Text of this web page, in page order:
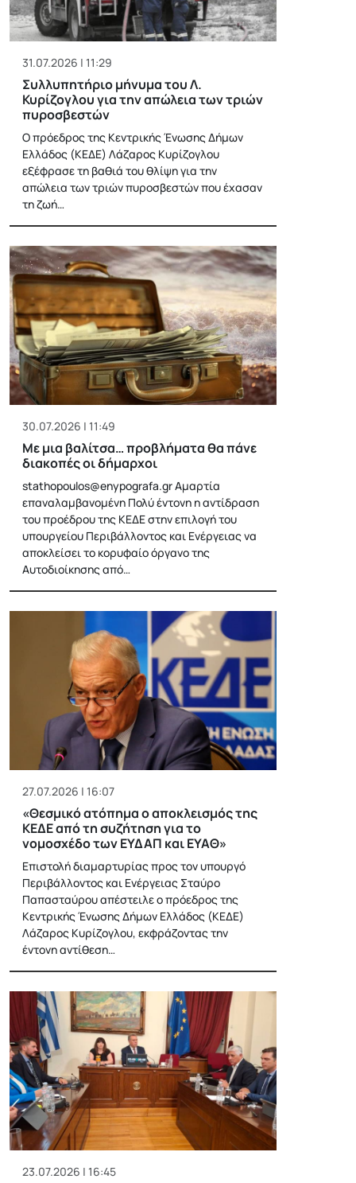
31.07.2026 | 11:29
Συλλυπητήριο μήνυμα του Λ.
Κυρίζογλου για την απώλεια των τριών
πυροσβεστών
Ο πρόεδρος της Κεντρικής Ένωσης Δήμων
Ελλάδος (ΚΕΔΕ) Λάζαρος Κυρίζογλου
εξέφρασε τη βαθιά του θλίψη για την
απώλεια των τριών πυροσβεστών που έχασαν
τη ζωή…
30.07.2026 | 11:49
Με μια βαλίτσα… προβλήματα θα πάνε
διακοπές οι δήμαρχοι
stathopoulos@enypografa.grΑμαρτία
επαναλαμβανομένη Πολύ έντονη η αντίδραση
του προέδρου της ΚΕΔΕ στην επιλογή του
υπουργείου Περιβάλλοντος και Ενέργειας να
αποκλείσει το κορυφαίο όργανο της
Αυτοδιοίκησης από…
27.07.2026 | 16:07
«Θεσμικό ατόπημα ο αποκλεισμός της
ΚΕΔΕ από τη συζήτηση για το
νομοσχέδο των ΕΥΔΑΠ και ΕΥΑΘ»
Επιστολή διαμαρτυρίας προς τον υπουργό
Περιβάλλοντος και Ενέργειας Σταύρο
Παπασταύρου απέστειλε ο πρόεδρος της
Κεντρικής Ένωσης Δήμων Ελλάδος (ΚΕΔΕ)
Λάζαρος Κυρίζογλου, εκφράζοντας την
έντονη αντίθεση…
23.07.2026 | 16:45